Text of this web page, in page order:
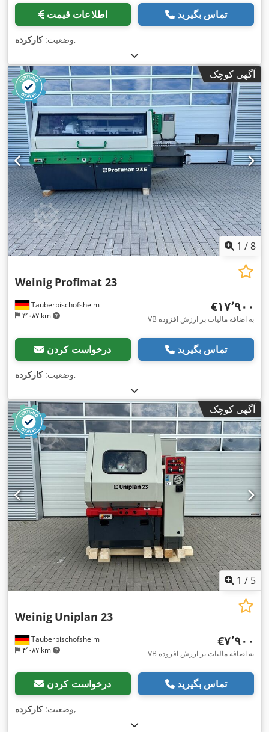
اطلاعات قیمت تماس بگیرید
وضعیت:کارکرده ,
آگهی کوچک
1 /8
Tauberbischofsheim
۴٬۰۸۷ km
Weinig Profimat 23
‎€۱۷٬۹۰۰
VB به اضافه مالیات بر ارزش افزوده
درخواست کردن تماس بگیرید
وضعیت:کارکرده ,
آگهی کوچک
1 / 5
Tauberbischofsheim
۴٬۰۸۷ km
Weinig Uniplan 23
‎€۷٬۹۰۰
VB به اضافه مالیات بر ارزش افزوده
درخواست کردن تماس بگیرید
وضعیت:کارکرده ,